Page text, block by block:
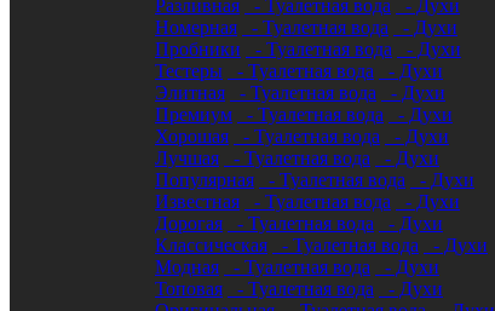
Разливная
- Туалетная вода
- Духи
Номерная
- Туалетная вода
- Духи
Пробники
- Туалетная вода
- Духи
Тестеры
- Туалетная вода
- Духи
Элитная
- Туалетная вода
- Духи
Премиум
- Туалетная вода
- Духи
Хорошая
- Туалетная вода
- Духи
Лучшая
- Туалетная вода
- Духи
Популярная
- Туалетная вода
- Духи
Известная
- Туалетная вода
- Духи
Дорогая
- Туалетная вода
- Духи
Классическая
- Туалетная вода
- Духи
Модная
- Туалетная вода
- Духи
Топовая
- Туалетная вода
- Духи